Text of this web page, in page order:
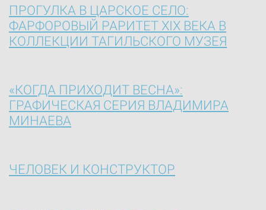
ПРОГУЛКА В ЦАРСКОЕ СЕЛО:
ФАРФОРОВЫЙ РАРИТЕТ XIX ВЕКА В
КОЛЛЕКЦИИ ТАГИЛЬСКОГО МУЗЕЯ
«КОГДА ПРИХОДИТ ВЕСНА»:
ГРАФИЧЕСКАЯ СЕРИЯ ВЛАДИМИРА
МИНАЕВА
ЧЕЛОВЕК И КОНСТРУКТОР